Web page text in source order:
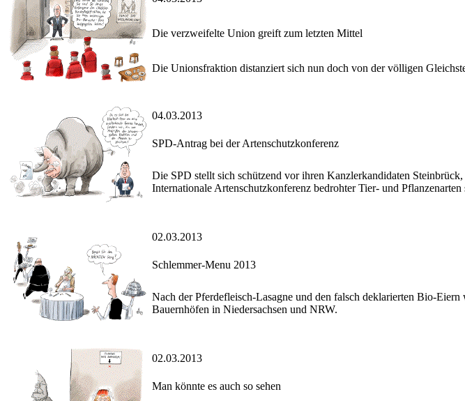
Die verzweifelte Union greift zum letzten Mittel
Die Unionsfraktion distanziert sich nun doch von der völligen
04.03.2013
SPD-Antrag bei der Artenschutzkonferenz
Die SPD stellt sich schützend vor ihren Kanzlerkandidaten
Internationale Artenschutzkonferenz bedrohter Tier- und Pflanzenarten
02.03.2013
Schlemmer-Menu 2013
Nach der Pferdefleisch-Lasagne und den falsch deklarierten Bio-
Bauernhöfen in Niedersachsen und NRW.
02.03.2013
Man könnte es auch so sehen